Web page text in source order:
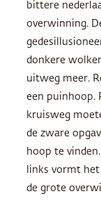
bittere
overwinning.
donkere
uitweg meer.
een puinhoop.
kruisweg
de zware
hoop te
links vormt
de grote